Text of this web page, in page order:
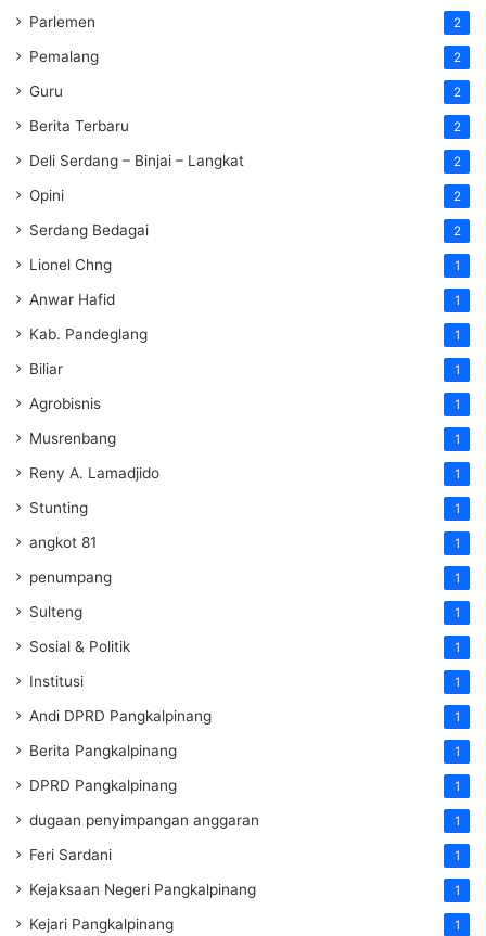
Parlemen 2
Pemalang 2
Guru 2
Berita Terbaru 2
Deli Serdang – Binjai – Langkat 2
Opini 2
Serdang Bedagai 2
Lionel Chng 1
Anwar Hafid 1
Kab. Pandeglang 1
Biliar 1
Agrobisnis 1
Musrenbang 1
Reny A. Lamadjido 1
Stunting 1
angkot 81 1
penumpang 1
Sulteng 1
Sosial & Politik 1
Institusi 1
Andi DPRD Pangkalpinang 1
Berita Pangkalpinang 1
DPRD Pangkalpinang 1
dugaan penyimpangan anggaran 1
Feri Sardani 1
Kejaksaan Negeri Pangkalpinang 1
Kejari Pangkalpinang 1